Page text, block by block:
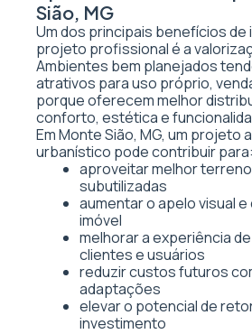
Sião, MG
Um dos principais benefícios de
projeto profissional é a
Ambientes bem planejados
atrativos para uso próprio,
porque oferecem melhor
conforto, estética e
Em Monte Sião, MG, um projeto
urbanístico pode contribuir para:
aproveitar melhor
subutilizadas
aumentar o apelo visual
imóvel
melhorar a experiência
clientes e usuários
reduzir custos futuros
adaptações
elevar o potencial de
investimento